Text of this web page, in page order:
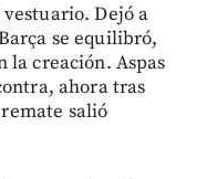
Dejó a
se equilibró,
la creación. Aspas
ahora tras
salió